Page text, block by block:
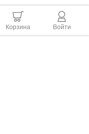
Корзина Войти